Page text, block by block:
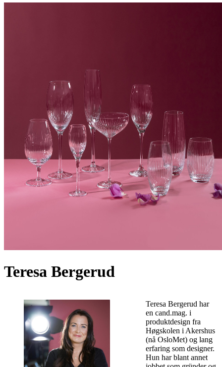
Teresa Bergerud
Teresa Bergerud har
en cand.mag. i
produktdesign fra
Høgskolen i Akershus
(nå OsloMet) og lang
erfaring som designer.
Hun har blant annet